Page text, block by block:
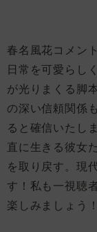
春名風花コメント
日常を可愛らし
が光りまくる脚
の深い信頼関係
ると確信いたし
直に生きる彼女
を取り戻す。現
す！私も一視聴
楽しみましょう